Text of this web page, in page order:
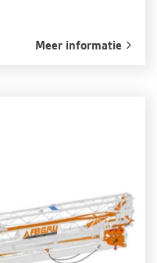
Meer informatie